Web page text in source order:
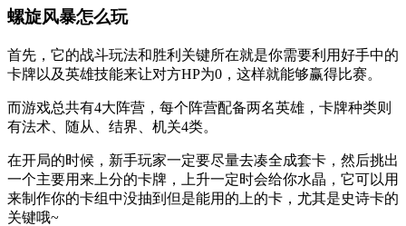
螺旋风暴怎么玩
首先，它的战斗玩法和胜利关键所在就是你需要利用好手中的
卡牌以及英雄技能来让对方HP为0，这样就能够赢得比赛。
而游戏总共有4大阵营，每个阵营配备两名英雄，卡牌种类则
有法术、随从、结界、机关4类。
在开局的时候，新手玩家一定要尽量去凑全成套卡，然后挑出
一个主要用来上分的卡牌，上升一定时会给你水晶，它可以用
来制作你的卡组中没抽到但是能用的上的卡，尤其是史诗卡的
关键哦~